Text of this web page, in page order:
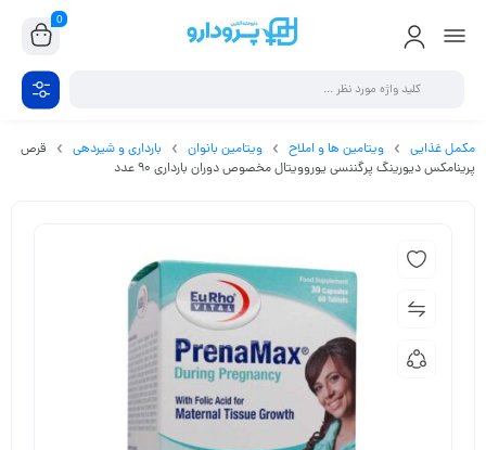
0
مکمل غذایی ویتامین ها و املاح ویتامین بانوان بارداری و شیردهی
قرص
پرینامکس دیورینگ پرگننسی یوروویتال مخصوص دوران بارداری 90 عدد